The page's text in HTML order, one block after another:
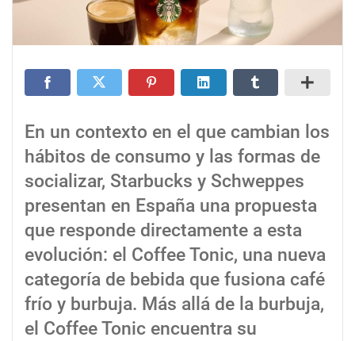
En un contexto en el que cambian los
hábitos de consumo y las formas de
socializar, Starbucks y Schweppes
presentan en España una propuesta
que responde directamente a esta
evolución: el Coffee Tonic, una nueva
categoría de bebida que fusiona café
frío y burbuja. Más allá de la burbuja,
el Coffee Tonic encuentra su